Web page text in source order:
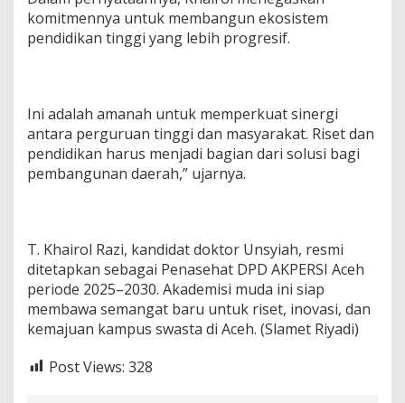
komitmennya untuk membangun ekosistem
pendidikan tinggi yang lebih progresif.
Ini adalah amanah untuk memperkuat sinergi
antara perguruan tinggi dan masyarakat. Riset dan
pendidikan harus menjadi bagian dari solusi bagi
pembangunan daerah,” ujarnya.
T. Khairol Razi, kandidat doktor Unsyiah, resmi
ditetapkan sebagai Penasehat DPD AKPERSI Aceh
periode 2025–2030. Akademisi muda ini siap
membawa semangat baru untuk riset, inovasi, dan
kemajuan kampus swasta di Aceh. (Slamet Riyadi)
Post Views: 328